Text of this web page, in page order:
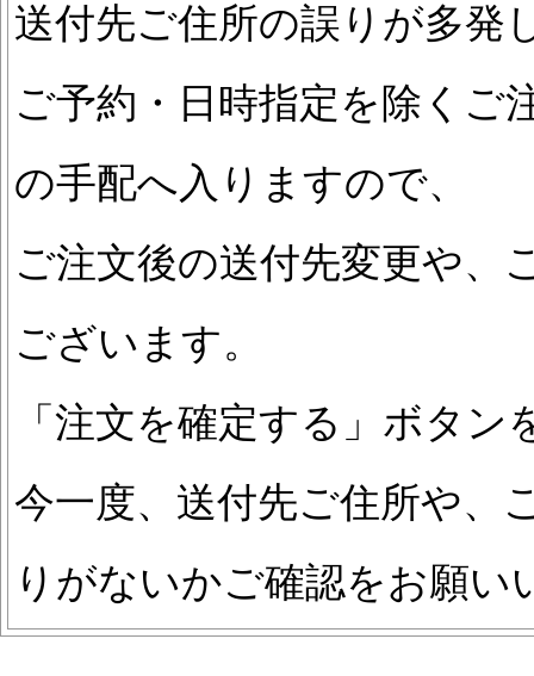
送付先ご住所の誤りが多発
ご予約・日時指定を除くご
の手配へ入りますので、
ご注文後の送付先変更や、
ございます。
「注文を確定する」ボタン
今一度、送付先ご住所や、
りがないかご確認をお願い